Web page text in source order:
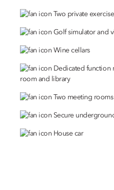
Two private
Golf simulator and
Wine cellars
Dedicated function
room and library
Two meeting
Secure
House car